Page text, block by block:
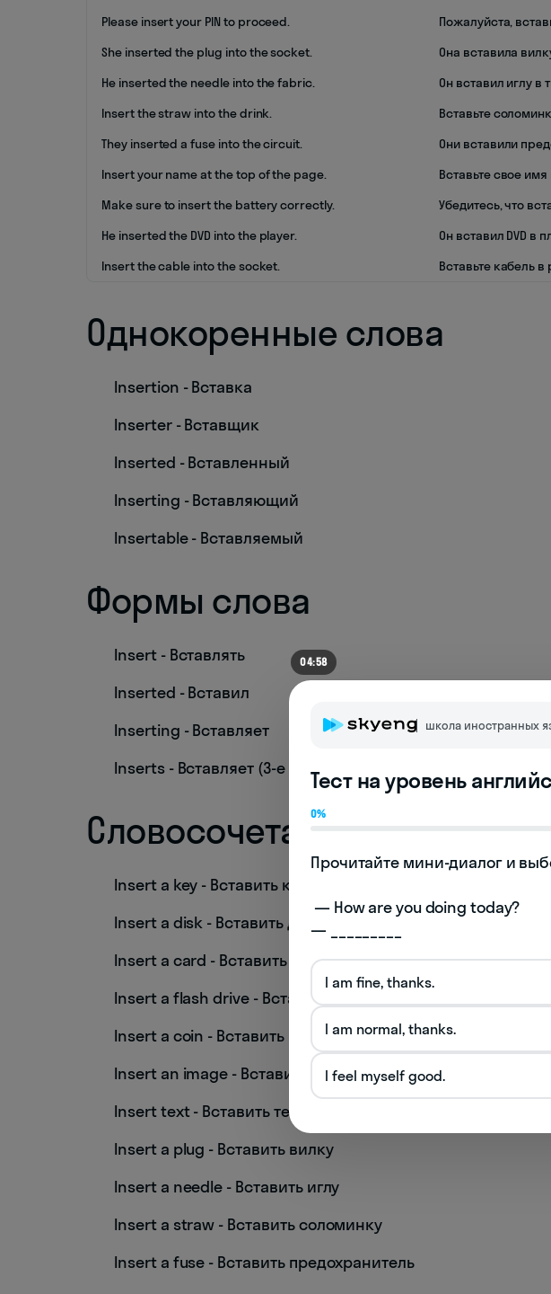
Please insert your PIN to proceed.
Пожалуйста,
She inserted the plug into the socket.
Она вставила
He inserted the needle into the fabric.
Он вставил иглу в
Insert the straw into the drink.
Вставьте
They inserted a fuse into the circuit.
Они вставили
Insert your name at the top of the page.
Вставьте свое
Make sure to insert the battery correctly.
Убедитесь, что
He inserted the DVD into the player.
Он вставил DVD в
Insert the cable into the socket.
Вставьте кабель в
Однокоренные слова
Insertion - Вставка
Inserter - Вставщик
Inserted - Вставленный
Inserting - Вставляющий
Insertable - Вставляемый
Формы слова
Insert - Вставлять
Inserted - Вставил
Inserting - Вставляет
Inserts - Вставляет (3-е лицо, ед. число)
Словосочетания
Insert a key - Вставить ключ
Insert a disk - Вставить диск
Insert a card - Вставить карту
Insert a flash drive - Вставить флешку
Insert a coin - Вставить монету
Insert an image - Вставить изображение
Insert text - Вставить текст
Insert a plug - Вставить вилку
Insert a needle - Вставить иглу
Insert a straw - Вставить соломинку
Insert a fuse - Вставить предохранитель
04:58
школа иностранных
Тест на уровень
0%
Прочитайте мини-диалог и
— _________
I am fine, thanks.
I am normal, thanks.
I feel myself good.